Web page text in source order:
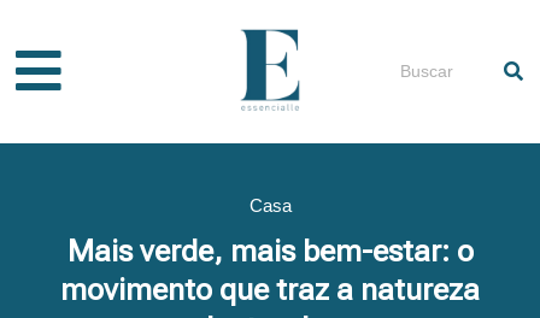
Pesquisar
Casa
Mais verde, mais bem-estar: o
movimento que traz a natureza